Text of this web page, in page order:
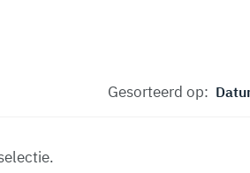
Gesorteerd op: